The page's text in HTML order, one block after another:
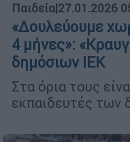
Παιδεία|27.01.2026
«Δουλεύουμε
4 μήνες»:
δημόσιων ΙΕΚ
Στα όρια τους
εκπαιδευτές των